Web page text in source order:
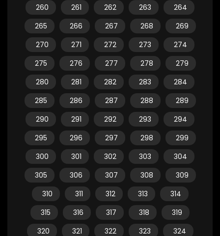
260
261 262 263
264
265
266 267 268
269
270
271 272 273
274
275
276 277 278
279
280
281 282 283
284
285
286 287 288
289
290
291 292 293
294
295
296 297 298
299
300
301 302 303
304
305
306 307 308
309
310
311 312 313
314
315
316 317 318
319
320
321 322 323
324